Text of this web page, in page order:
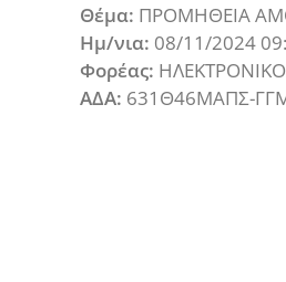
Θέμα: ΠΡΟΜΗΘΕΙΑ
Ημ/νια: 08/11/2024
Φορέας:
ΑΔΑ: 631Θ46ΜΑΠΣ-